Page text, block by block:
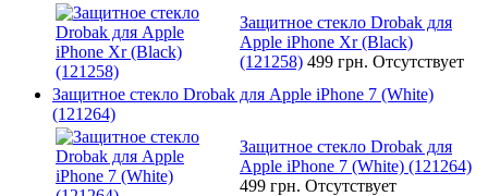
Защитное стекло Drobak для
Apple iPhone Xr (Black)
(121258) 499 грн. Отсутствует
Защитное стекло Drobak для Apple iPhone 7 (White)
(121264)
Защитное стекло Drobak для
Apple iPhone 7 (White) (121264)
499 грн. Отсутствует